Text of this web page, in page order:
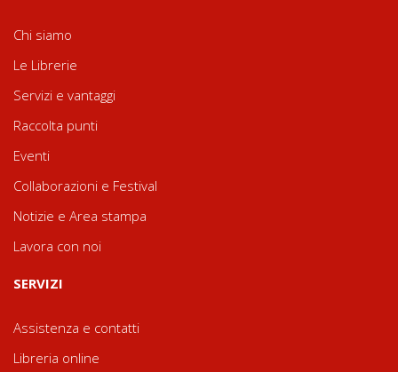
Chi siamo
Le Librerie
Servizi e vantaggi
Raccolta punti
Eventi
Collaborazioni e Festival
Notizie e Area stampa
Lavora con noi
SERVIZI
Assistenza e contatti
Libreria online